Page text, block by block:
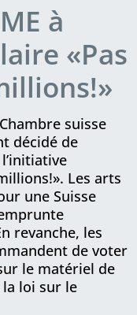
à
«Pas
suisse
décidé de
Les arts
une Suisse
revanche, les
de voter
le matériel de
la loi sur le